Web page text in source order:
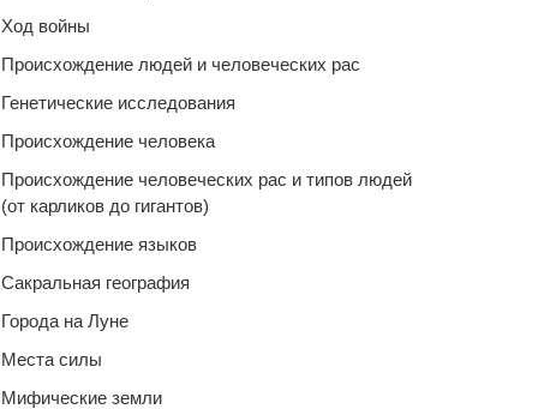
Ход войны
Происхождение людей и человеческих рас
Генетические исследования
Происхождение человека
Происхождение человеческих рас и типов людей
(от карликов до гигантов)
Происхождение языков
Сакральная география
Города на Луне
Места силы
Мифические земли